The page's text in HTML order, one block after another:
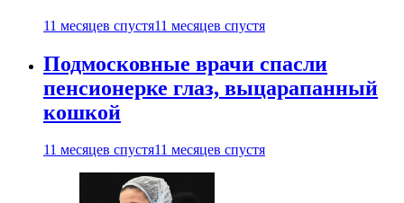
11 месяцев спустя11 месяцев спустя
Подмосковные врачи спасли
пенсионерке глаз, выцарапанный
кошкой
11 месяцев спустя11 месяцев спустя